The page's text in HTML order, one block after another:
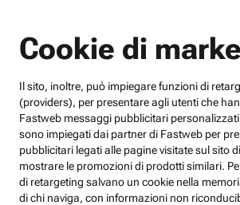
Cookie di
Il sito, inoltre, può impiegare funzioni di
(providers), per presentare agli utenti che
Fastweb messaggi pubblicitari
sono impiegati dai partner di Fastweb per
pubblicitari legati alle pagine visitate sul sito
mostrare le promozioni di prodotti similari.
di retargeting salvano un cookie nella
di chi naviga, con informazioni non